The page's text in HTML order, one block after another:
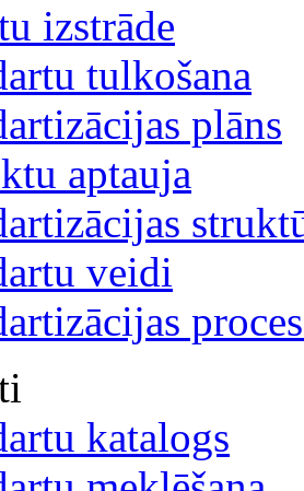
izstrāde
tulkošana
plāns
aptauja
veidi
katalogs